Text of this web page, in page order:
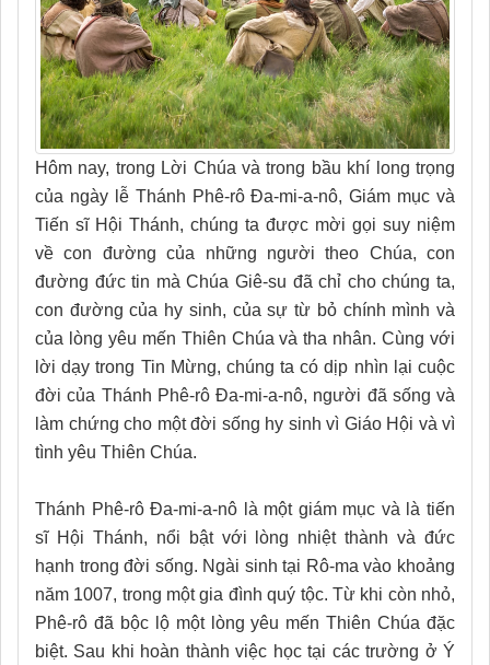
Hôm nay, trong Lời Chúa và trong bầu khí long trọng
của ngày lễ Thánh Phê-rô Đa-mi-a-nô, Giám mục và
Tiến sĩ Hội Thánh, chúng ta được mời gọi suy niệm
về con đường của những người theo Chúa, con
đường đức tin mà Chúa Giê-su đã chỉ cho chúng ta,
con đường của hy sinh, của sự từ bỏ chính mình và
của lòng yêu mến Thiên Chúa và tha nhân. Cùng với
lời dạy trong Tin Mừng, chúng ta có dịp nhìn lại cuộc
đời của Thánh Phê-rô Đa-mi-a-nô, người đã sống và
làm chứng cho một đời sống hy sinh vì Giáo Hội và vì
tình yêu Thiên Chúa.
Thánh Phê-rô Đa-mi-a-nô là một giám mục và là tiến
sĩ Hội Thánh, nổi bật với lòng nhiệt thành và đức
hạnh trong đời sống. Ngài sinh tại Rô-ma vào khoảng
năm 1007, trong một gia đình quý tộc. Từ khi còn nhỏ,
Phê-rô đã bộc lộ một lòng yêu mến Thiên Chúa đặc
biệt. Sau khi hoàn thành việc học tại các trường ở Ý